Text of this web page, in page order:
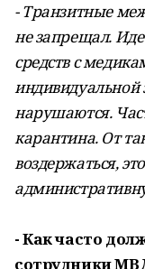
- Транзитные
не запрещал.
средств с
индивидуальной
нарушаются.
карантина. От
воздержаться,
- Как часто
сотрудники